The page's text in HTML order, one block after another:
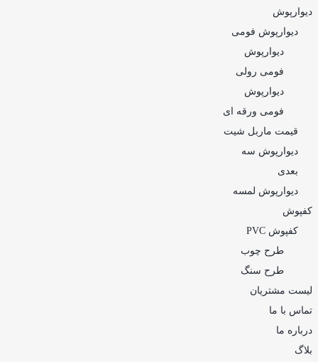
دیوارپوش
دیوارپوش فومی
دیوارپوش
فومی رولی
دیوارپوش
فومی ورقه ای
قیمت ماربل شیت
دیوارپوش سه
بعدی
دیوارپوش لمسه
کفپوش
کفپوش PVC
طرح چوب
طرح سنگ
لیست مشتریان
تماس با ما
درباره ما
بلاگ